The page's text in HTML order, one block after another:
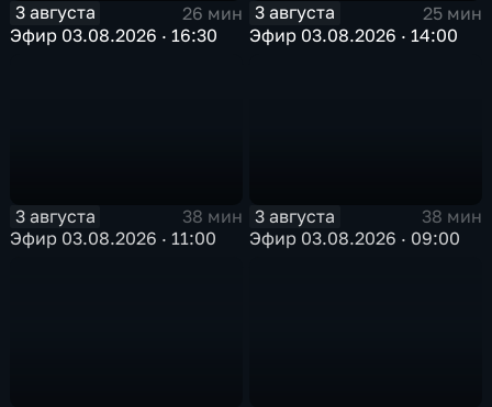
3 августа
26 мин
Эфир 03.08.2026 · 16:30
3 августа
25 мин
Эфир 03.08.2026 · 14:00
3 августа
38 мин
Эфир 03.08.2026 · 11:00
3 августа
38 мин
Эфир 03.08.2026 · 09:00